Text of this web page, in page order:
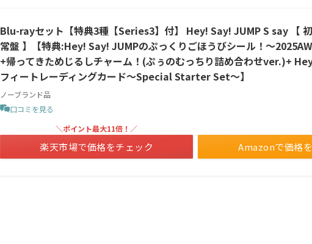
Blu-rayセット【特典3種【Series3】付】 Hey! Say! JUMP S say 【
常盤 】【特典:Hey! Say! JUMPのぷっくりごほうびシール！～
+帰ってきためじるしチャーム！(ぷぅのむっちり詰め合わせver.)+
フィートレーディングカード～Special Starter Set～】
ノーブランド品
口コミを見る
Amazonで価格
＼ポイント最大11倍！／
楽天市場で価格をチェック